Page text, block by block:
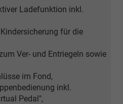
Ladefunktion inkl.
für die
Ver- und Entriegeln sowie
im Fond,
inkl.
Pedal",